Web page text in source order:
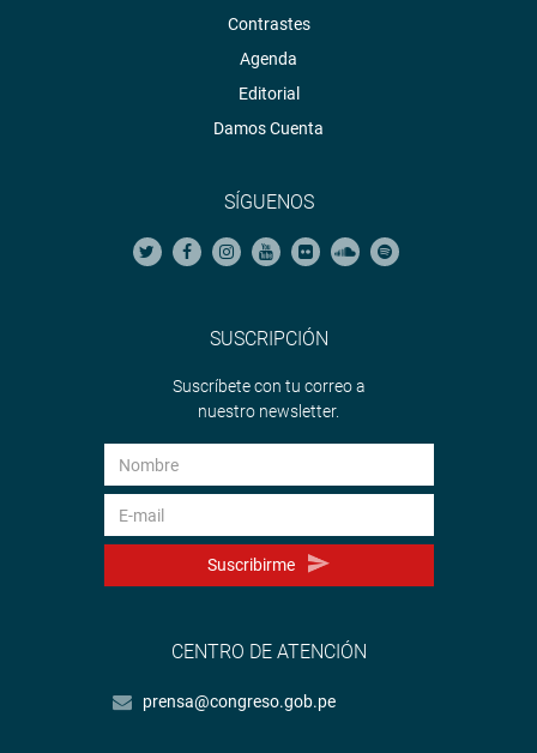
Contrastes
Agenda
Editorial
Damos Cuenta
SÍGUENOS
SUSCRIPCIÓN
Suscríbete con tu correo a
nuestro newsletter.
Suscribirme
CENTRO DE ATENCIÓN
prensa@congreso.gob.pe